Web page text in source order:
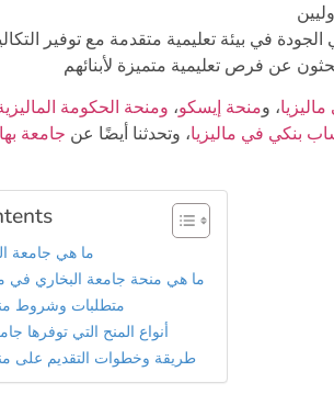
الجودة في بيئة تعليمية متقدمة مع توفير
، ومنحة إيسكو، ومنحة الحكومة
بنكي في ماليزيا، وتحدثنا أيضًا عن جامعة
ما هي جامعة
ما هي منحة جامعة البخاري في
متطلبات وشروط
أنواع المنح التي توفرها
طريقة وخطوات التقديم على